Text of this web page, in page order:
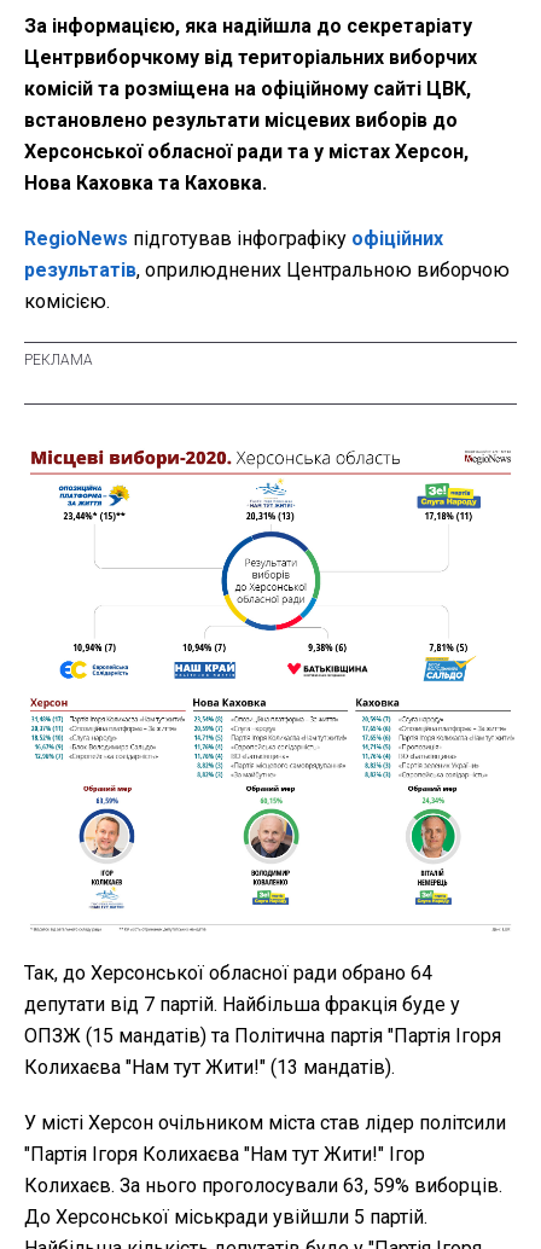
За інформацією, яка надійшла до секретаріату
Центрвиборчкому від територіальних виборчих
комісій та розміщена на офіційному сайті ЦВК,
встановлено результати місцевих виборів до
Херсонської обласної ради та у містах Херсон,
Нова Каховка та Каховка.
RegioNews підготував інфографіку офіційних
результатів, оприлюднених Центральною виборчою
комісією.
Так, до Херсонської обласної ради обрано 64
депутати від 7 партій. Найбільша фракція буде у
ОПЗЖ (15 мандатів) та Політична партія "Партія Ігоря
Колихаєва "Нам тут Жити!" (13 мандатів).
У місті Херсон очільником міста став лідер політсили
"Партія Ігоря Колихаєва "Нам тут Жити!" Ігор
Колихаєв. За нього проголосували 63, 59% виборців.
До Херсонської міськради увійшли 5 партій.